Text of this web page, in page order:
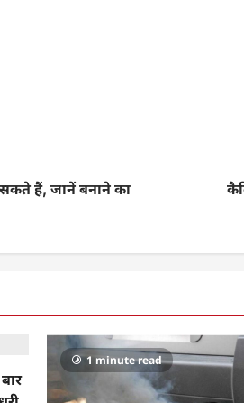
हैं, जानें बनाने का
1 minute read